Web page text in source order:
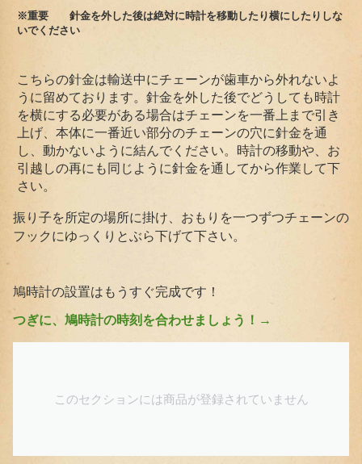
※重要 針金を外した後は絶対に時計を移動したり横にしたりしな
いでください
こちらの針金は輸送中にチェーンが歯車から外れないよ
うに留めております。針金を外した後でどうしても時計
を横にする必要がある場合はチェーンを一番上まで引き
上げ、本体に一番近い部分のチェーンの穴に針金を通
し、動かないように結んでください。時計の移動や、お
引越しの再にも同じように針金を通してから作業して下
さい。
振り子を所定の場所に掛け、おもりを一つずつチェーンの
フックにゆっくりとぶら下げて下さい。
鳩時計の設置はもうすぐ完成です！
つぎに、鳩時計の時刻を合わせましょう！→
このセクションには商品が登録されていません